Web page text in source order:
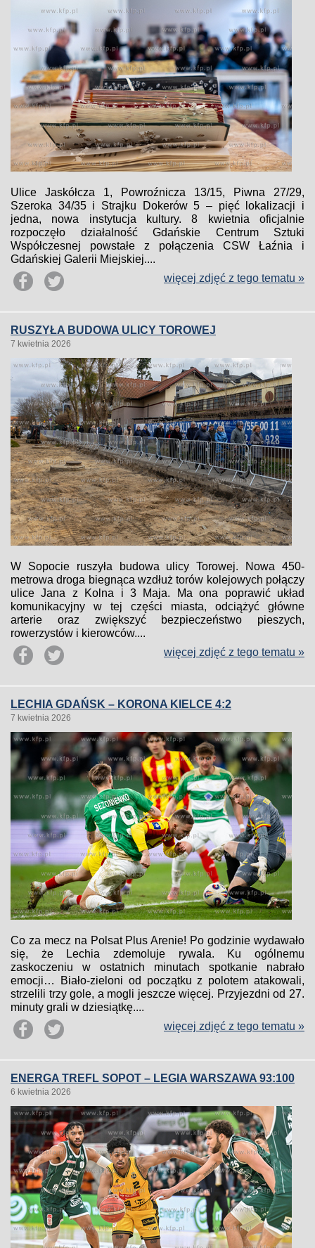
Ulice Jaskółcza 1, Powroźnicza 13/15, Piwna 27/29,
Szeroka 34/35 i Strajku Dokerów 5 – pięć lokalizacji i
jedna, nowa instytucja kultury. 8 kwietnia oficjalnie
rozpoczęło działalność Gdańskie Centrum Sztuki
Współczesnej powstałe z połączenia CSW Łaźnia i
Gdańskiej Galerii Miejskiej....
więcej zdjęć z tego tematu »
RUSZYŁA BUDOWA ULICY TOROWEJ
7 kwietnia 2026
W Sopocie ruszyła budowa ulicy Torowej. Nowa 450-
metrowa droga biegnąca wzdłuż torów kolejowych połączy
ulice Jana z Kolna i 3 Maja. Ma ona poprawić układ
komunikacyjny w tej części miasta, odciążyć główne
arterie oraz zwiększyć bezpieczeństwo pieszych,
rowerzystów i kierowców....
więcej zdjęć z tego tematu »
LECHIA GDAŃSK – KORONA KIELCE 4:2
7 kwietnia 2026
Co za mecz na Polsat Plus Arenie! Po godzinie wydawało
się, że Lechia zdemoluje rywala. Ku ogólnemu
zaskoczeniu w ostatnich minutach spotkanie nabrało
emocji… Biało-zieloni od początku z polotem atakowali,
strzelili trzy gole, a mogli jeszcze więcej. Przyjezdni od 27.
minuty grali w dziesiątkę....
więcej zdjęć z tego tematu »
ENERGA TREFL SOPOT – LEGIA WARSZAWA 93:100
6 kwietnia 2026